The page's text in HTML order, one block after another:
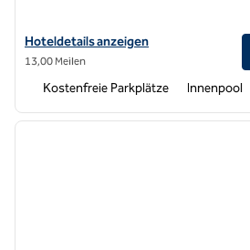
Hoteldetails für das Hilton Garden Inn
Hoteldetails anzeigen
13,00 Meilen
Kostenfreie Parkplätze Innenpool
1 von 11